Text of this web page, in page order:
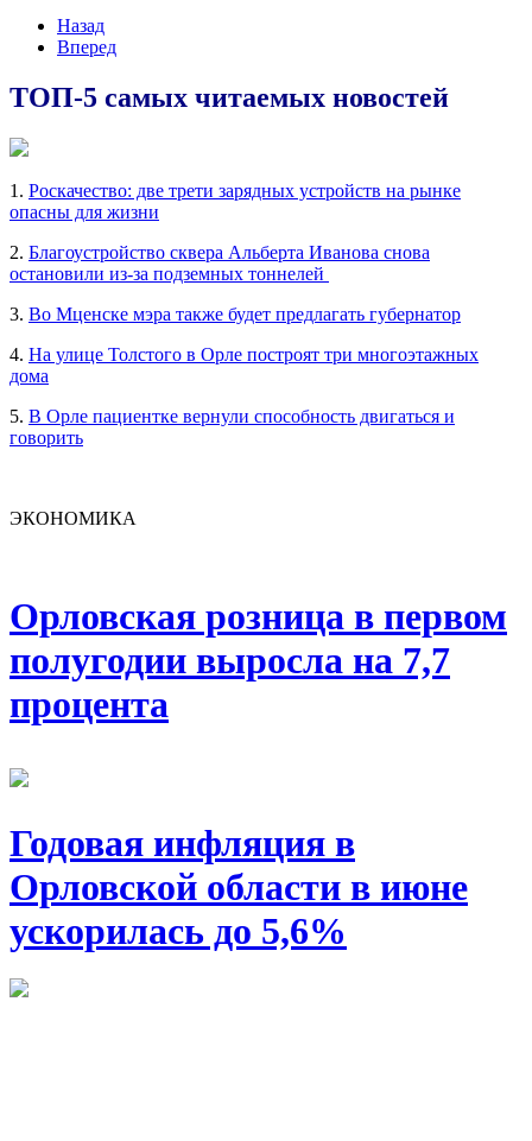
Назад
Вперед
ТОП-5 самых читаемых новостей
1. Роскачество: две трети зарядных устройств на рынке
опасны для жизни
2. Благоустройство сквера Альберта Иванова снова
остановили из-за подземных тоннелей
3. Во Мценске мэра также будет предлагать губернатор
4. На улице Толстого в Орле построят три многоэтажных
дома
5. В Орле пациентке вернули способность двигаться и
говорить
ЭКОНОМИКА
Орловская розница в первом
полугодии выросла на 7,7
процента
Годовая инфляция в
Орловской области в июне
ускорилась до 5,6%